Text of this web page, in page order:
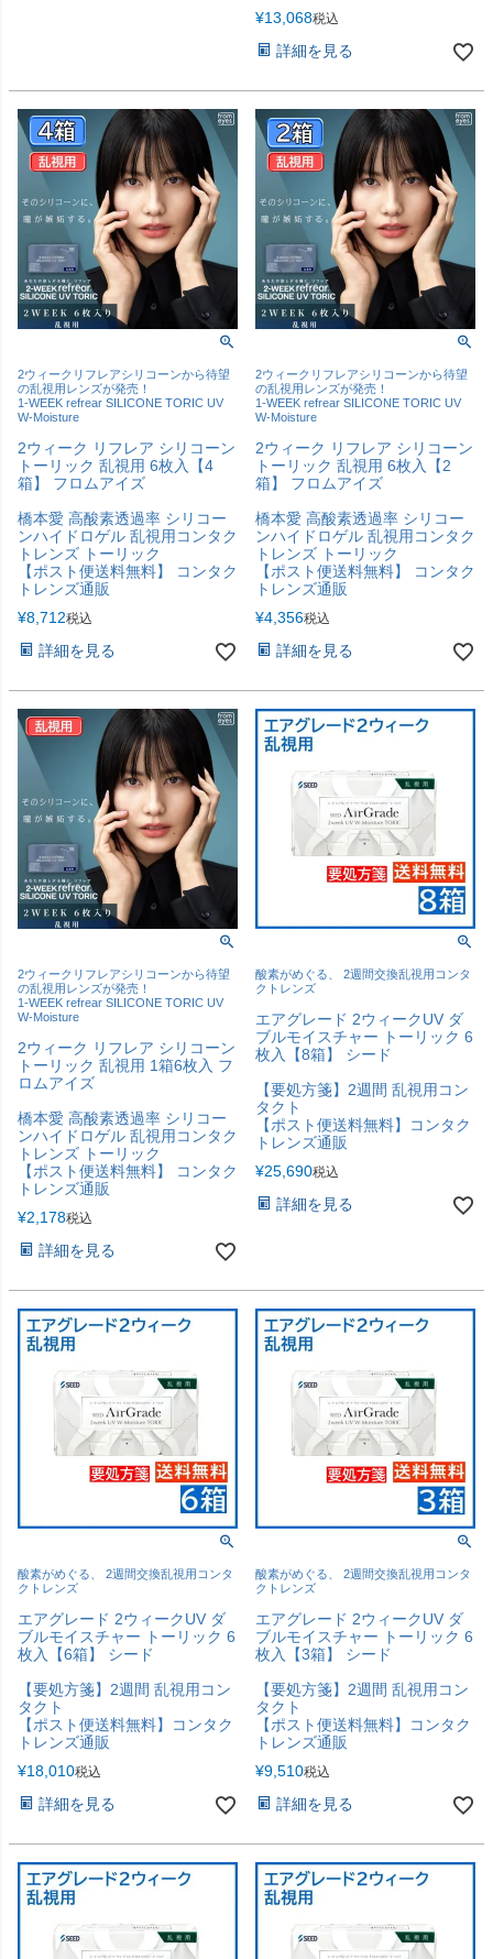
¥13,068税込
詳細を見る
2ウィークリフレアシリコーンから待望
の乱視用レンズが発売！
1-WEEK refrear SILICONE TORIC UV
W-Moisture
2ウィーク リフレア シリコーン
トーリック 乱視用 6枚入【4
箱】 フロムアイズ
橋本愛 高酸素透過率 シリコー
ンハイドロゲル 乱視用コンタク
トレンズ トーリック
【ポスト便送料無料】 コンタク
トレンズ通販
¥8,712税込
詳細を見る
2ウィークリフレアシリコーンから待望
の乱視用レンズが発売！
1-WEEK refrear SILICONE TORIC UV
W-Moisture
2ウィーク リフレア シリコーン
トーリック 乱視用 6枚入【2
箱】 フロムアイズ
橋本愛 高酸素透過率 シリコー
ンハイドロゲル 乱視用コンタク
トレンズ トーリック
【ポスト便送料無料】 コンタク
トレンズ通販
¥4,356税込
詳細を見る
2ウィークリフレアシリコーンから待望
の乱視用レンズが発売！
1-WEEK refrear SILICONE TORIC UV
W-Moisture
2ウィーク リフレア シリコーン
トーリック 乱視用 1箱6枚入 フ
ロムアイズ
橋本愛 高酸素透過率 シリコー
ンハイドロゲル 乱視用コンタク
トレンズ トーリック
【ポスト便送料無料】 コンタク
トレンズ通販
¥2,178税込
詳細を見る
酸素がめぐる、 2週間交換乱視用コンタ
クトレンズ
エアグレード 2ウィークUV ダ
ブルモイスチャー トーリック 6
枚入【8箱】 シード
【要処方箋】2週間 乱視用コン
タクト
【ポスト便送料無料】コンタク
トレンズ通販
¥25,690税込
詳細を見る
酸素がめぐる、 2週間交換乱視用コンタ
クトレンズ
エアグレード 2ウィークUV ダ
ブルモイスチャー トーリック 6
枚入【6箱】 シード
【要処方箋】2週間 乱視用コン
タクト
【ポスト便送料無料】コンタク
トレンズ通販
¥18,010税込
詳細を見る
酸素がめぐる、 2週間交換乱視用コンタ
クトレンズ
エアグレード 2ウィークUV ダ
ブルモイスチャー トーリック 6
枚入【3箱】 シード
【要処方箋】2週間 乱視用コン
タクト
【ポスト便送料無料】コンタク
トレンズ通販
¥9,510税込
詳細を見る